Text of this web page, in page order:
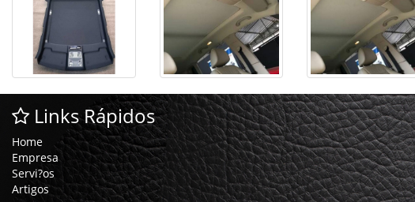
Links Rápidos
Home
Empresa
Servi?os
Artigos